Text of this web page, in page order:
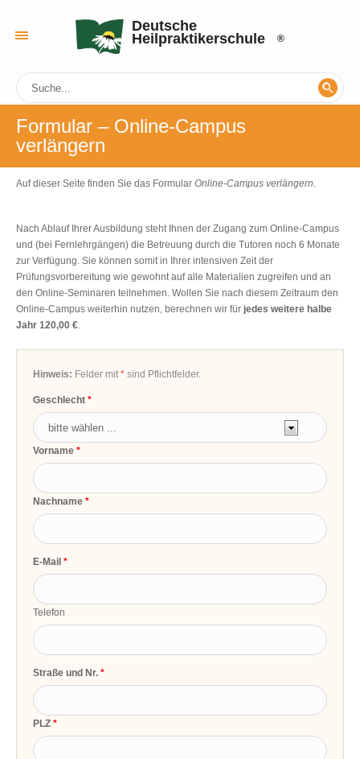
Deutsche
Heilpraktikerschule
Formular – Online-Campus
verlängern
Auf dieser Seite finden Sie das FormularOnline-Campus verlängern.
Nach Ablauf Ihrer Ausbildung steht Ihnen der Zugang zum Online-Campus
und (bei Fernlehrgängen) die Betreuung durch die Tutoren noch 6 Monate
zur Verfügung. Sie können somit in Ihrer intensiven Zeit der
Prüfungsvorbereitung wie gewohnt auf alle Materialien zugreifen und an
den Online-Seminaren teilnehmen. Wollen Sie nach diesem Zeitraum den
Online-Campus weiterhin nutzen, berechnen wir für jedes weitere halbe
Jahr 120,00 €.
Hinweis: Felder mit* sind Pflichtfelder.
Geschlecht
Vorname
Nachname
E-Mail
Telefon
Straße und Nr.
PLZ